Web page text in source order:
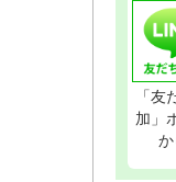
「友
加」
か